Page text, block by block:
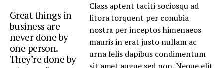
Great things in
business are
never done by
one person.
They’re done by
Class aptent taciti sociosqu ad
litora torquent per conubia
nostra per inceptos himenaeos
mauris in erat justo nullam ac
urna felis dapibus condimentum
sit amet augue sed non. Neque elit